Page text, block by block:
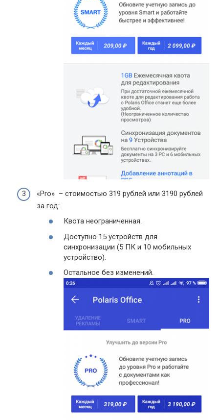
«Pro» – стоимостью 319 рублей или 3190 рублей
за год:
Квота неограниченная.
Доступно 15 устройств для
синхронизации (5 ПК и 10 мобильных
устройство).
Остальное без изменений.